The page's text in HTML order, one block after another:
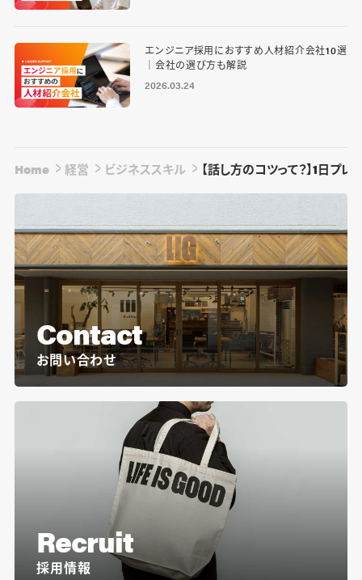
エンジニア採用におすすめ人材紹介会社10選
｜会社の選び方も解説
2026.03.24
Home 経営 ビジネススキル 【話し方のコツって？】1日プ
Contact
お問い合わせ
Recruit
採用情報